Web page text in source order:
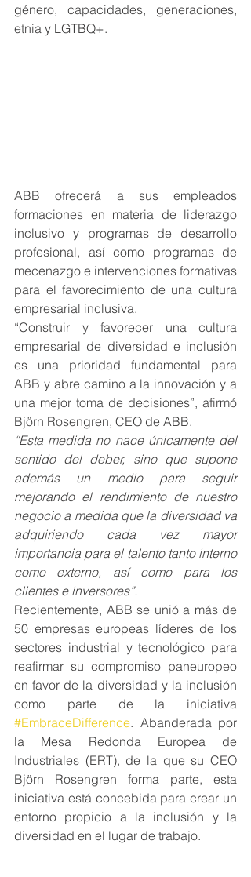
género, capacidades, generaciones,
etnia y LGTBQ+.
ABB ofrecerá a sus empleados
formaciones en materia de liderazgo
inclusivo y programas de desarrollo
profesional, así como programas de
mecenazgo e intervenciones formativas
para el favorecimiento de una cultura
empresarial inclusiva.
“Construir y favorecer una cultura
empresarial de diversidad e inclusión
es una prioridad fundamental para
ABB y abre camino a la innovación y a
una mejor toma de decisiones”, afirmó
Björn Rosengren, CEO de ABB.
“Esta medida no nace únicamente del
sentido del deber, sino que supone
además un medio para seguir
mejorando el rendimiento de nuestro
negocio a medida que la diversidad va
adquiriendo cada vez mayor
importancia para el talento tanto interno
como externo, así como para los
clientes e inversores”.
Recientemente, ABB se unió a más de
50 empresas europeas líderes de los
sectores industrial y tecnológico para
reafirmar su compromiso paneuropeo
en favor de la diversidad y la inclusión
#EmbraceDifference. Abanderada por
la Mesa Redonda Europea de
Industriales (ERT), de la que su CEO
Björn Rosengren forma parte, esta
iniciativa está concebida para crear un
entorno propicio a la inclusión y la
diversidad en el lugar de trabajo.